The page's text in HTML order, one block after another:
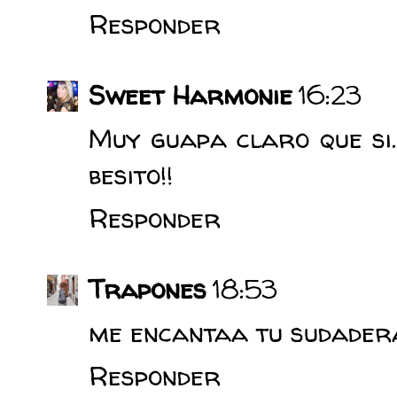
Responder
Sweet Harmonie16:23
Muy guapa claro que
besito!!
Responder
Trapones18:53
me encantaa tu
Responder